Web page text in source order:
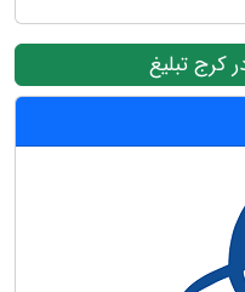
کرج تبلیغ